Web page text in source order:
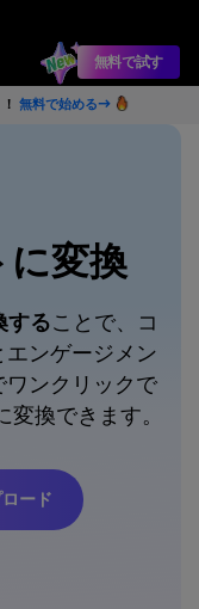
無料で試す
無料で始める→
に変換
することで、コ
ンゲージメン
ワンクリックで
換できます。
ード